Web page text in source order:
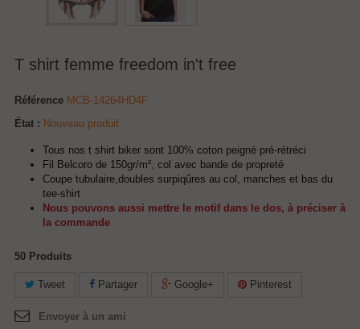
T shirt femme freedom in't free
Référence MCB-14264HD4F
État : Nouveau produit
Tous nos t shirt biker sont 100% coton peigné pré-rétréci
Fil Belcoro de 150gr/m², col avec bande de propreté
Coupe tubulaire,doubles surpiqûres au col, manches et bas du
tee-shirt
Nous pouvons aussi mettre le motif dans le dos, à préciser à
la commande
50 Produits
Tweet Partager Google+ Pinterest
Envoyer à un ami